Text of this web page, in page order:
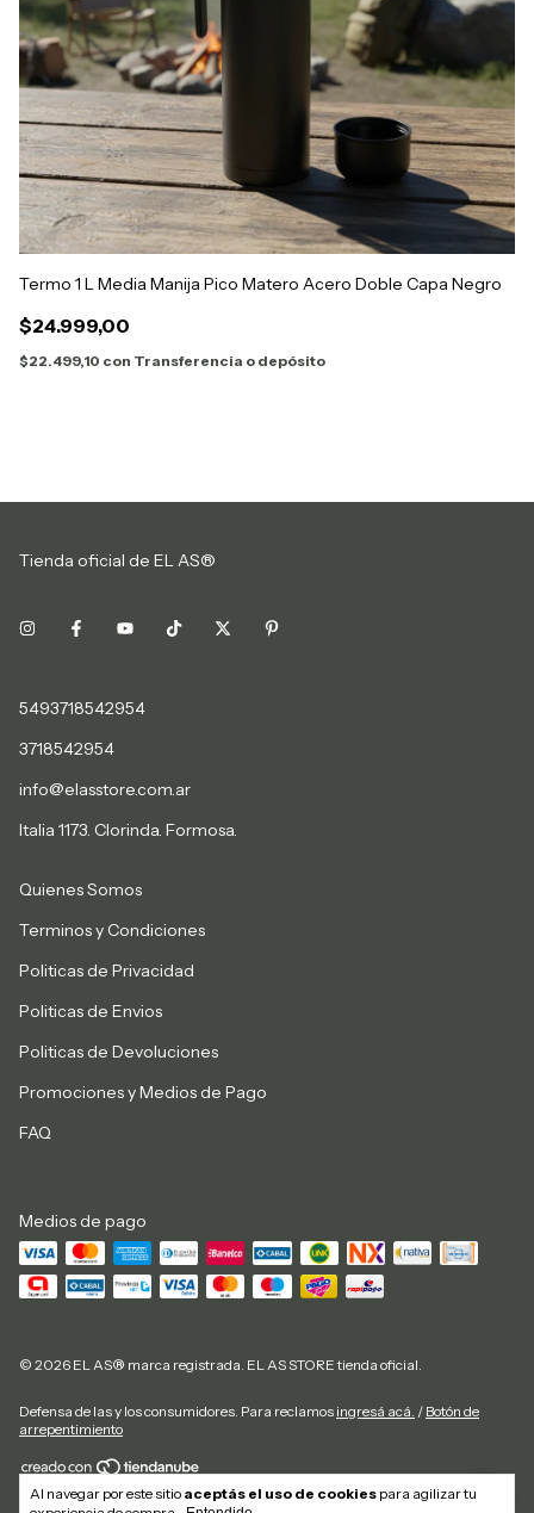
Al navegar por este sitio aceptás el uso de cookies para agilizar tu
Termo 1 L Media Manija Pico Matero Acero Doble Capa Negro
$24.999,00
$22.499,10 con Transferencia o depósito
Tienda oficial de EL AS®
5493718542954
3718542954
info@elasstore.com.ar
Italia 1173. Clorinda. Formosa.
Quienes Somos
Terminos y Condiciones
Politicas de Privacidad
Politicas de Envios
Politicas de Devoluciones
Promociones y Medios de Pago
FAQ
Medios de pago
© 2026 EL AS® marca registrada. EL AS STORE tienda oficial.
Defensa de las y los consumidores. Para reclamos ingresá acá. / Botón de
arrepentimiento
Copyright El As Store - 20292884827 - 2026. Todos los derechos reservados.